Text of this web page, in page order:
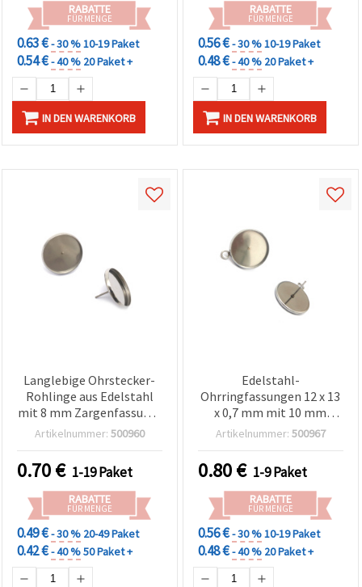
RABATTE
FÜR MENGE
0.63 €- 30 %10-19 Paket
0.54 €- 40 % 20 Paket +
IN DEN WARENKORB
RABATTE
FÜR MENGE
0.56 €- 30 %10-19 Paket
0.48 €- 40 % 20 Paket +
IN DEN WARENKORB
Langlebige Ohrstecker-
Rohlinge aus Edelstahl
mit 8 mm Zargenfassung,
silberfarben, 10×13×0,7
DIY-Schmuck
Artikelnummer: 500960
0.70€ 1-19 Paket
RABATTE
FÜR MENGE
0.49 €- 30 % 20-49 Paket
0.42 €- 40 %50 Paket +
Edelstahl-
Ohrringfassungen 12 x 13
x 0,7 mm mit 10 mm
Cabochon-Fassung und 2
Artikelnummer: 500967
0.80€ 1-9 Paket
RABATTE
FÜR MENGE
0.56 €- 30 %10-19 Paket
0.48 €- 40 % 20 Paket +